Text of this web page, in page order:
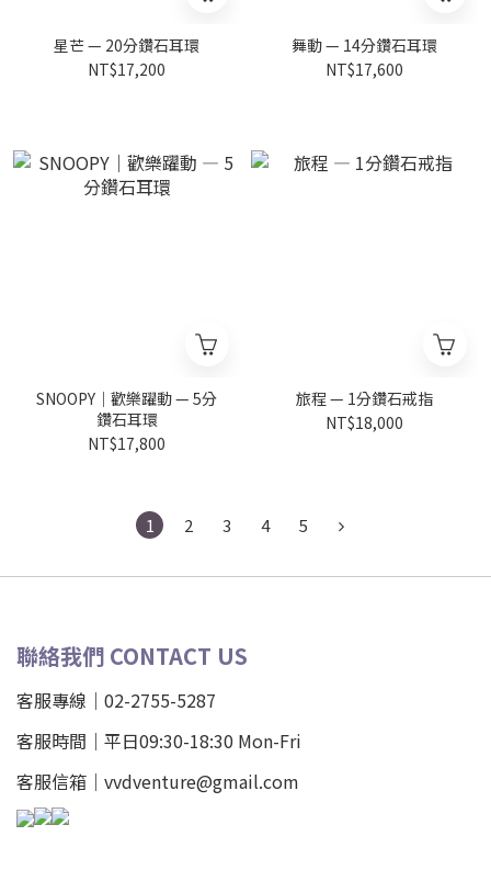
星芒 — 20分鑽石耳環
NT$17,200
舞動 — 14分鑽石耳環
NT$17,600
SNOOPY｜歡樂躍動 — 5分
鑽石耳環
NT$17,800
旅程 — 1分鑽石戒指
NT$18,000
1 2 3 4 5
聯絡我們 CONTACT US
客服專線｜02-2755-5287
客服時間｜平日09:30-18:30 Mon-Fri
客服信箱｜vvdventure@gmail.com